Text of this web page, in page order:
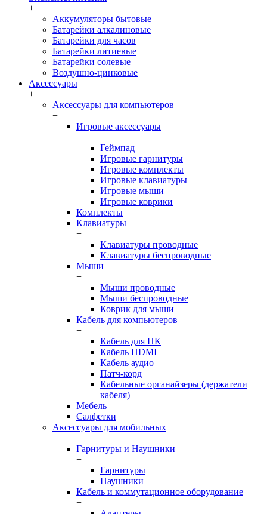
+
Аккумуляторы бытовые
Батарейки алкалиновые
Батарейки для часов
Батарейки литиевые
Батарейки солевые
Воздушно-цинковые
Аксессуары
+
Аксессуары для компьютеров
+
Игровые аксессуары
+
Геймпад
Игровые гарнитуры
Игровые комплекты
Игровые клавиатуры
Игровые мыши
Игровые коврики
Комплекты
Клавиатуры
+
Клавиатуры проводные
Клавиатуры беспроводные
Мыши
+
Мыши проводные
Мыши беспроводные
Коврик для мыши
Кабель для компьютеров
+
Кабель для ПК
Кабель HDMI
Кабель аудио
Патч-корд
Кабельные органайзеры (держатели
кабеля)
Мебель
Салфетки
Аксессуары для мобильных
+
Гарнитуры и Наушники
+
Гарнитуры
Наушники
Кабель и коммутационное оборудование
+